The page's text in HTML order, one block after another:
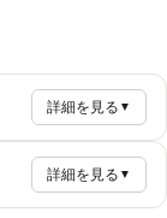
詳細を見る ▼
詳細を見る ▼